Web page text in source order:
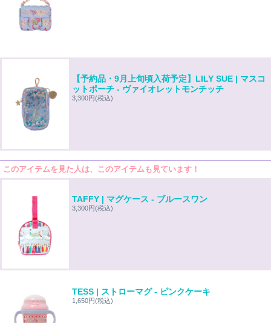
【予約品・9月上旬頃入荷予定】LILY SUE | マスコ
ットポーチ - ヴァイオレットモンチッチ
3,300円(税込)
このアイテムを見た人は、このアイテムも見ています！
TAFFY | マグケース - ブルースワン
3,300円(税込)
TESS | ストローマグ - ピンクケーキ
1,650円(税込)